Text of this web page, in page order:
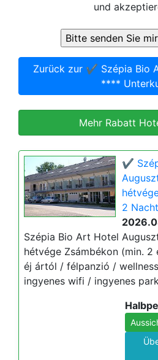
und
Zurück zur ✔️ Szépia Bio
****
Mehr Rabatt
✔️
2
Szépia Bio Art Hotel
hétvége Zsámbékon (min.
éj ártól / félpanzió /
ingyenes wifi / ingyenes